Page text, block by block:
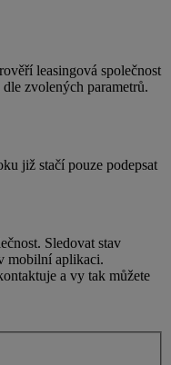
leasingová společnost
zvolených parametrů.
již stačí pouze podepsat
Sledovat stav
mobilní aplikaci.
a vy tak můžete